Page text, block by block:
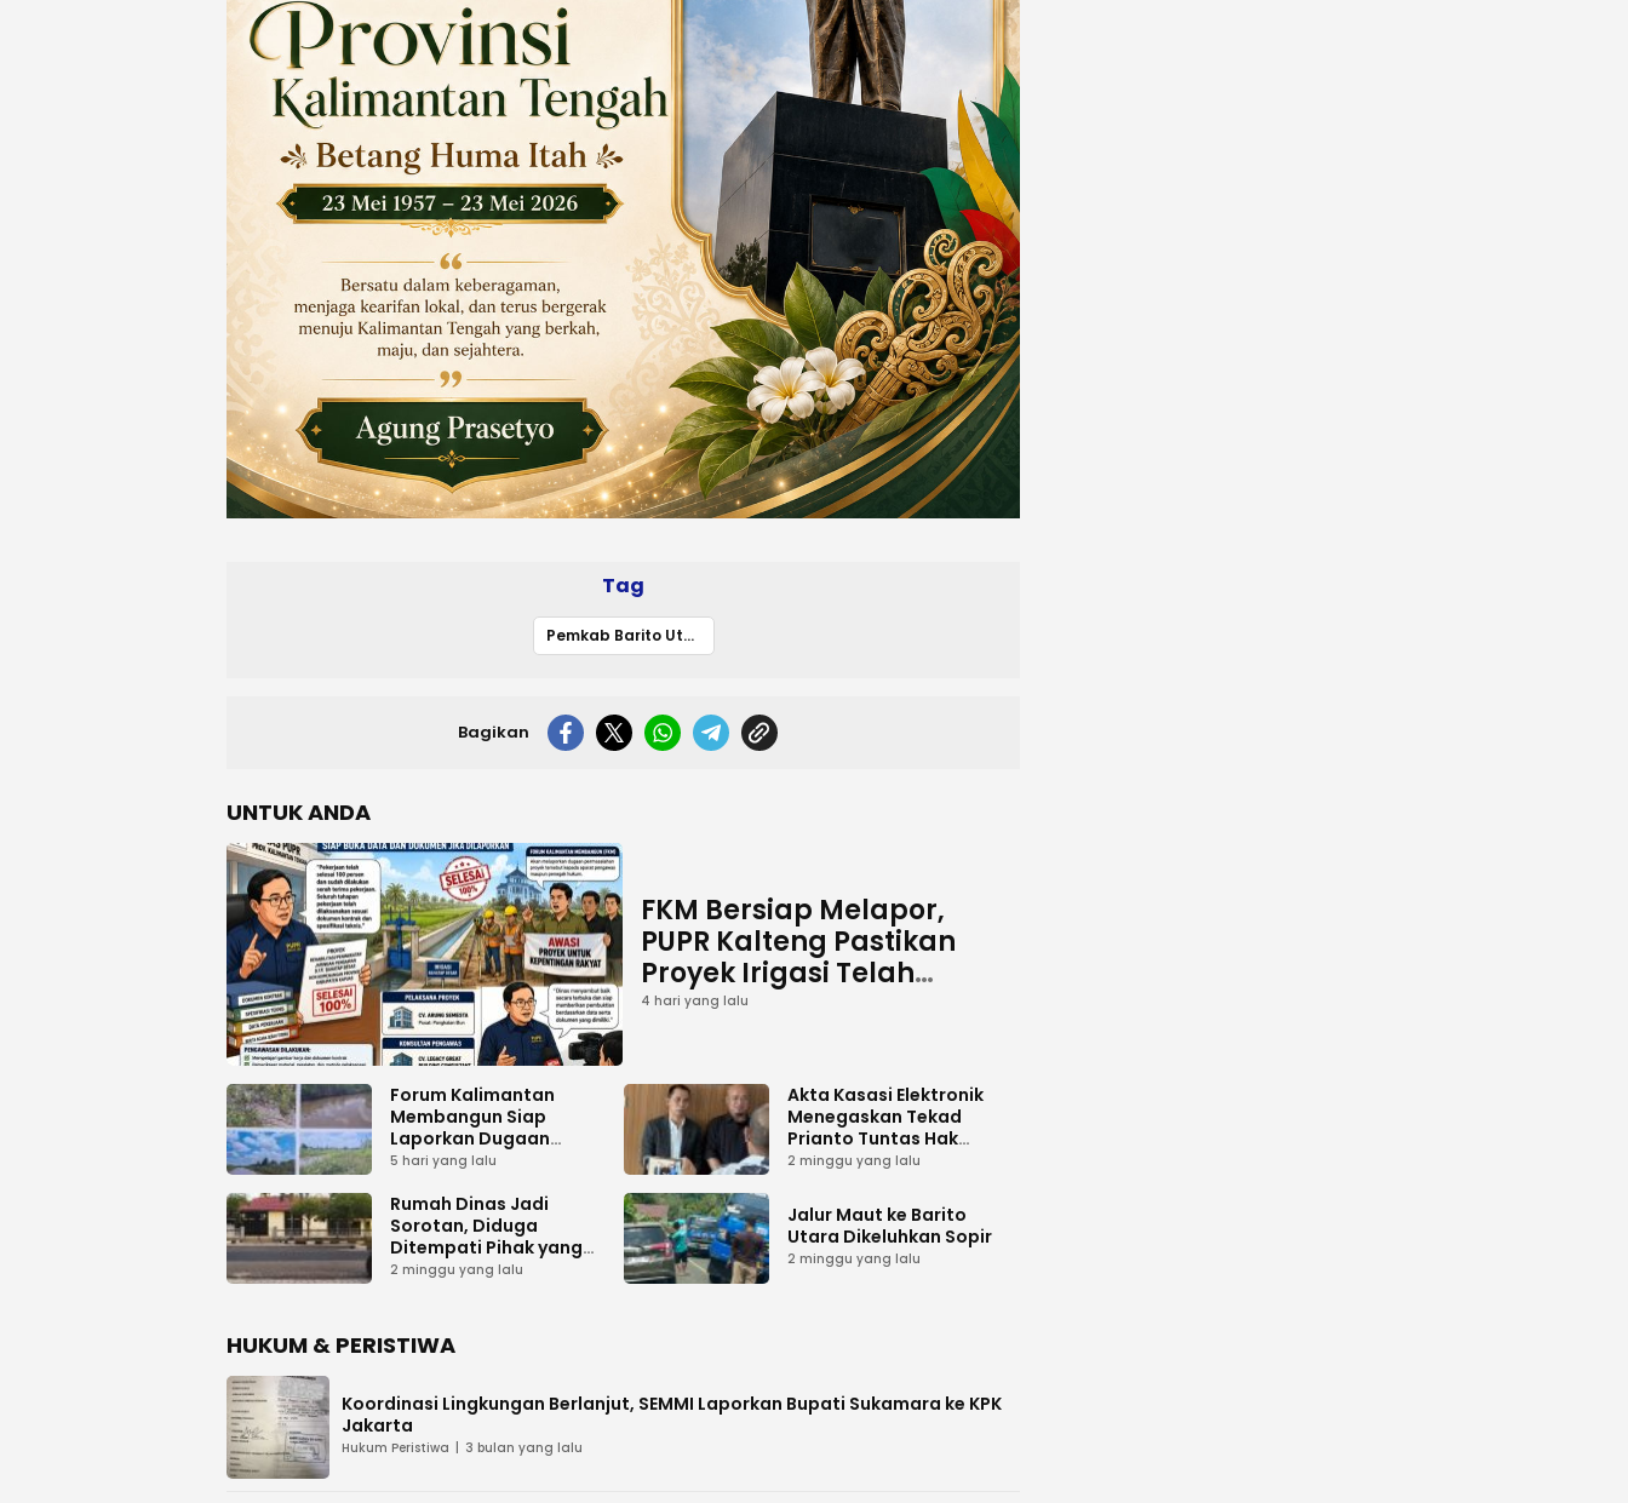
Tag
Pemkab Barito Utara
Bagikan
UNTUK ANDA
FKM Bersiap Melapor,
PUPR Kalteng Pastikan
Proyek Irigasi Telah
Tuntas
4 hari yang lalu
Forum Kalimantan
Membangun Siap
Laporkan Dugaan
Proyek Bermasalah
5 hari yang lalu
Akta Kasasi Elektronik
Menegaskan Tekad
Prianto Tuntas Hak
Lahan ke Mahkamah
2 minggu yang lalu
Rumah Dinas Jadi
Sorotan, Diduga
Ditempati Pihak yang
Tak Berhak
2 minggu yang lalu
Jalur Maut ke Barito
Utara Dikeluhkan Sopir
2 minggu yang lalu
HUKUM & PERISTIWA
Koordinasi Lingkungan Berlanjut, SEMMI Laporkan Bupati Sukamara ke KPK
Jakarta
Hukum Peristiwa 3 bulan yang lalu